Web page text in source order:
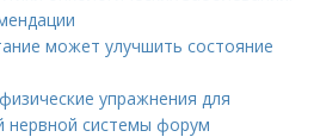
может улучшить состояние
упражнения для
нервной системы форум